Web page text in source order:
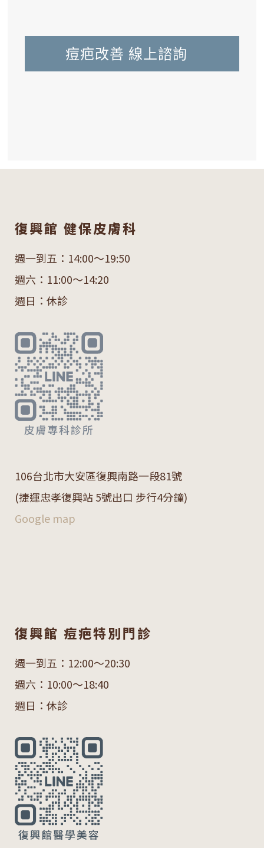
痘疤改善 線上諮詢
復興館 健保皮膚科
週一到五：14:00～19:50
週六：11:00～14:20
週日：休診
106台北市大安區復興南路一段81號
(捷運忠孝復興站 5號出口 步行4分鐘)
Google map
復興館 痘疤特別門診
週一到五：12:00～20:30
週六：10:00～18:40
週日：休診